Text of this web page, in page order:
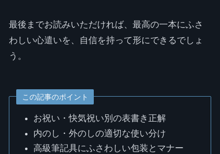
最後までお読みいただければ、最高の一本にふさ
わしい心遣いを、自信を持って形にできるでしょ
う。
この記事のポイント
お祝い・快気祝い別の表書き正解
内のし・外のしの適切な使い分け
高級筆記具にふさわしい包装とマナー